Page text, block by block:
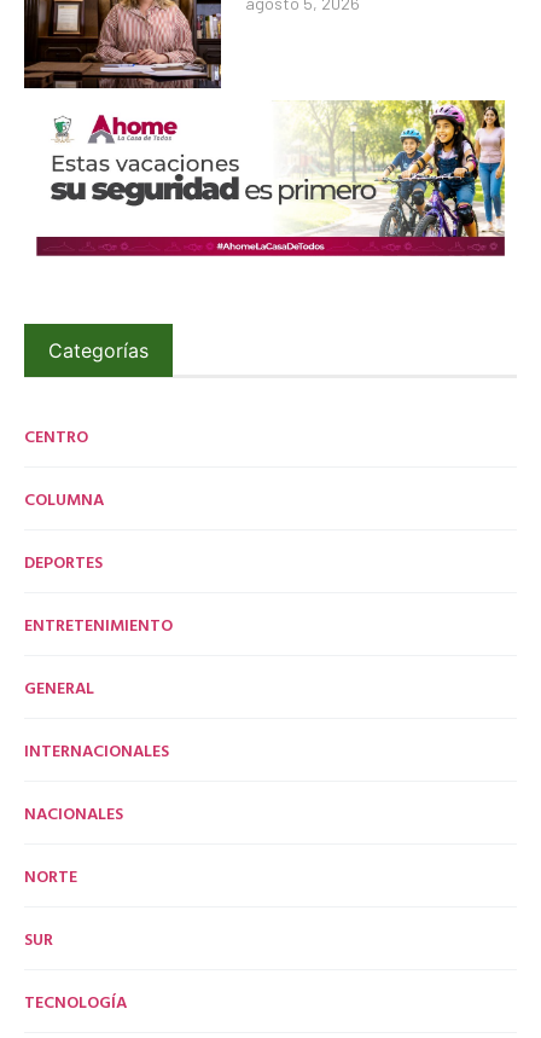
Categorías
CENTRO
COLUMNA
DEPORTES
ENTRETENIMIENTO
GENERAL
INTERNACIONALES
NACIONALES
NORTE
SUR
TECNOLOGÍA